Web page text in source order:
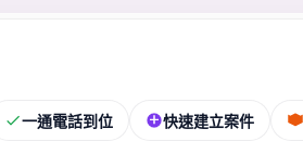
一通電話到位 快速建立案件